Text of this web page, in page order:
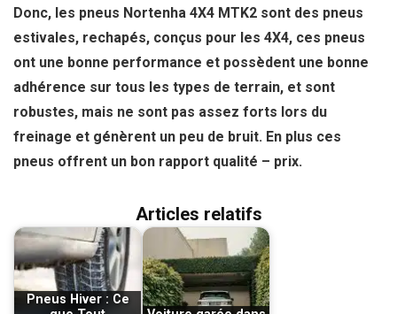
Donc, les pneus Nortenha 4X4 MTK2 sont des pneus
estivales, rechapés, conçus pour les 4X4, ces pneus
ont une bonne performance et possèdent une bonne
adhérence sur tous les types de terrain, et sont
robustes, mais ne sont pas assez forts lors du
freinage et génèrent un peu de bruit. En plus ces
pneus offrent un bon rapport qualité – prix.
Articles relatifs
Pneus Hiver : Ce